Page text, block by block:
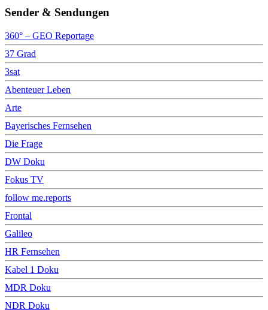
Sender & Sendungen
360° – GEO Reportage
37 Grad
3sat
Abenteuer Leben
Arte
Bayerisches Fernsehen
Die Frage
DW Doku
Fokus TV
follow me.reports
Frontal
Galileo
HR Fernsehen
Kabel 1 Doku
MDR Doku
NDR Doku